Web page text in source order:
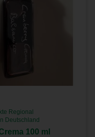
Regional
Deutschland
100 ml